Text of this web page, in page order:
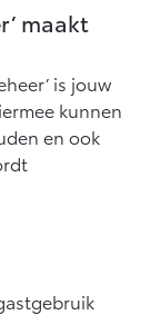
maakt
is jouw
kunnen
en ook